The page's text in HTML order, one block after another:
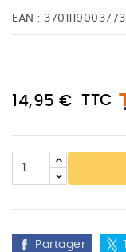
EAN : 3701119003773
14,95 € TTC
Partager